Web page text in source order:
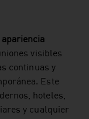
apariencia
visibles
continuas y
Este
hoteles,
y cualquier